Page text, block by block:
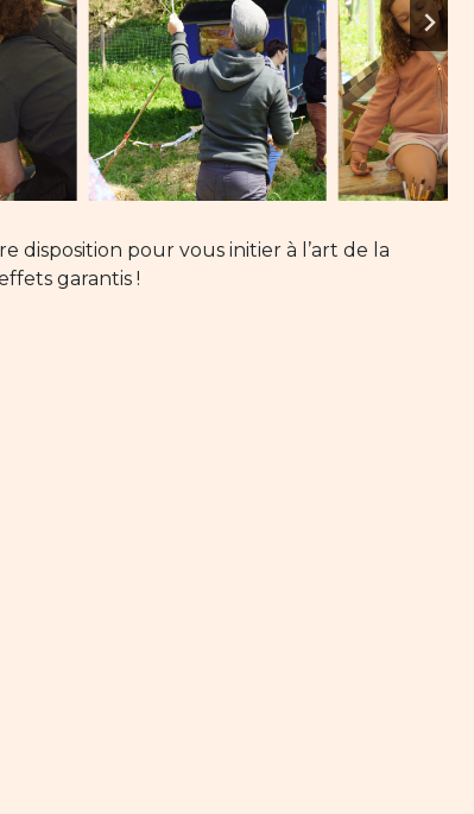
disposition pour vous initier à l’art de la
garantis !